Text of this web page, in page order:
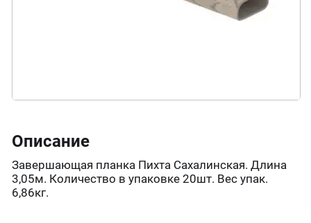
Описание
Завершающая планка Пихта Сахалинская. Длина
3,05м. Количество в упаковке 20шт. Вес упак.
6,86кг.